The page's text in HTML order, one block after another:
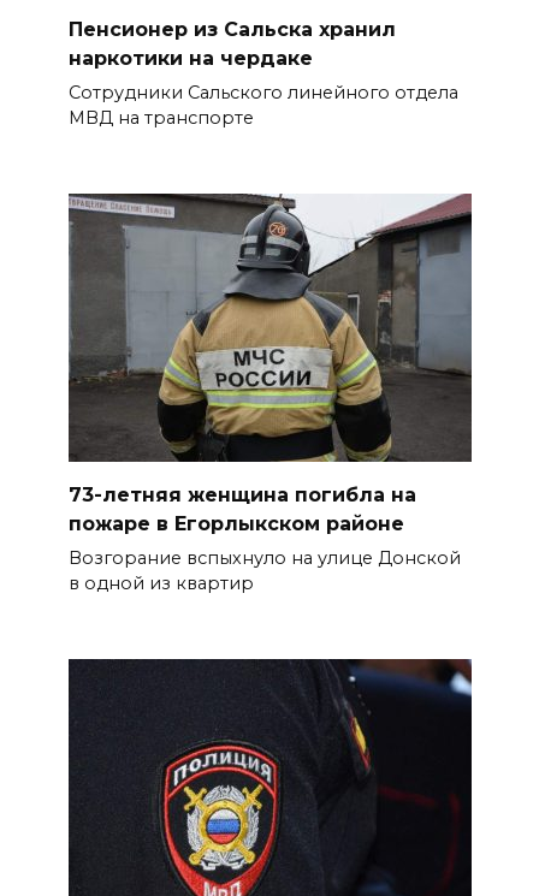
Дончан приглашают
поучаствовать в конкурсе
«Лучший школьный педагог-
библиотекарь России»
ВСЕ КАК ЕСТЬ. Политика
Зеленского: ложь, вранье и
провокация
06 августа 2026 16:25
Подготовка к школе
06 августа 2026 15:51
Донские спасатели провели
профилактические занятия
более чем для 11 тыс. детей
Пенсионер из Сальска хранил
наркотики на чердаке
Сотрудники Сальского линейного отдела
МВД на транспорте
73-летняя женщина погибла на
пожаре в Егорлыкском районе
Возгорание вспыхнуло на улице Донской
в одной из квартир